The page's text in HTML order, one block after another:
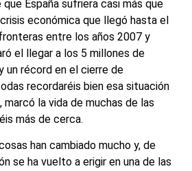
España sufriera casi más que
económica que llegó hasta el
entre los años 2007 y
el llegar a los 5 millones de
un récord en el cierre de
recordaréis bien esa situación
marcó la vida de muchas de las
más de cerca.
han cambiado mucho y, de
se ha vuelto a erigir en una de las